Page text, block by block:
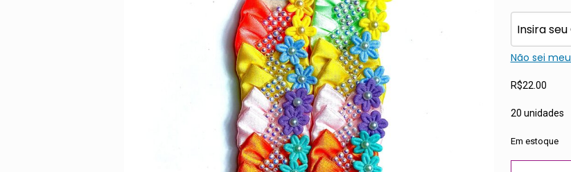
Não sei meu
R$22.00
20 unidades
Em estoque